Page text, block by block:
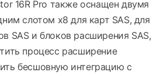
16R Pro также оснащен двумя
слотом x8 для карт SAS, для
SAS и блоков расширения SAS,
процесс расширение
бесшовную интеграцию с